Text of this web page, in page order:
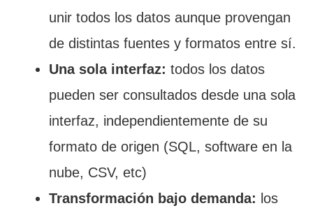
unir todos los datos aunque provengan
de distintas fuentes y formatos entre sí.
Una sola interfaz: todos los datos
pueden ser consultados desde una sola
interfaz, independientemente de su
formato de origen (SQL, software en la
nube, CSV, etc)
Transformación bajo demanda: los